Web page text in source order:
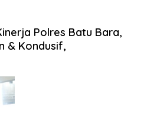
Polres Batu Bara,
& Kondusif,